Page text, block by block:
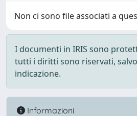
Non ci sono file associati a
I documenti in IRIS sono
tutti i diritti sono riservati,
indicazione.
Informazioni